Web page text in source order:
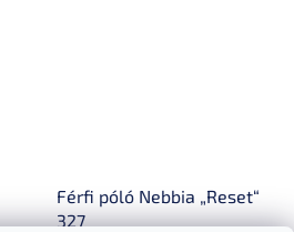
Férfi póló Nebbia „Reset“
327